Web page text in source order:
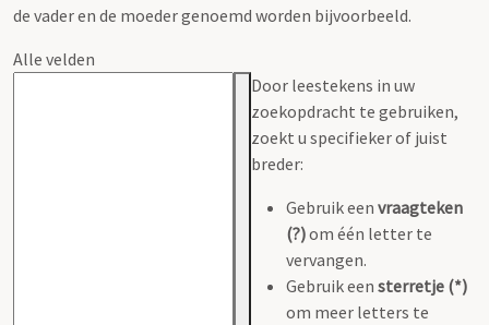
de vader en de moeder genoemd worden bijvoorbeeld.
Alle velden
Door leestekens in uw
zoekopdracht te gebruiken,
zoekt u specifieker of juist
breder:
Gebruik een vraagteken
(?)om één letter te
vervangen.
Gebruik een sterretje (*)
om meer letters te